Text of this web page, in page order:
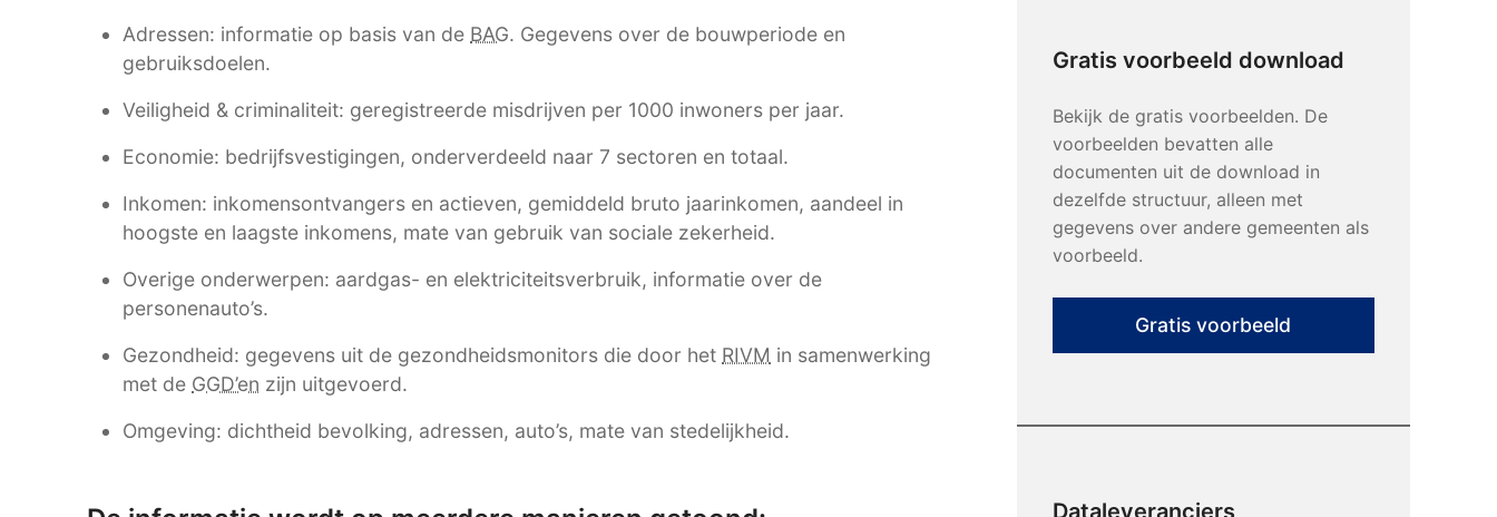
Adressen: informatie op basis van de BAG. Gegevens over de bouwperiode en
gebruiksdoelen.
Veiligheid & criminaliteit: geregistreerde misdrijven per 1000 inwoners per jaar.
Economie: bedrijfsvestigingen, onderverdeeld naar 7 sectoren en totaal.
Inkomen: inkomensontvangers en actieven, gemiddeld bruto jaarinkomen, aandeel in
hoogste en laagste inkomens, mate van gebruik van sociale zekerheid.
Overige onderwerpen: aardgas- en elektriciteitsverbruik, informatie over de
personenauto’s.
Gezondheid: gegevens uit de gezondheidsmonitors die door het RIVM in samenwerking
met de GGD’en zijn uitgevoerd.
Omgeving: dichtheid bevolking, adressen, auto’s, mate van stedelijkheid.
Gratis voorbeeld download
Bekijk de gratis voorbeelden. De
voorbeelden bevatten alle
documenten uit de download in
dezelfde structuur, alleen met
gegevens over andere gemeenten als
voorbeeld.
Gratis voorbeeld